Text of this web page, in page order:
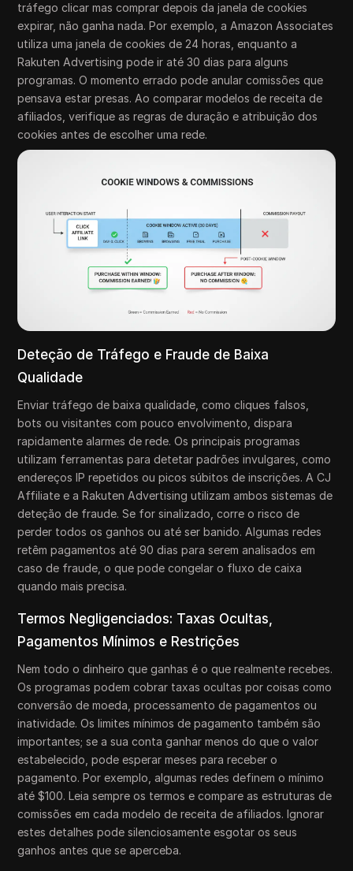
tráfego clicar mas comprar depois da janela de cookies
expirar, não ganha nada. Por exemplo, a Amazon Associates
utiliza uma janela de cookies de 24 horas, enquanto a
Rakuten Advertising pode ir até 30 dias para alguns
programas. O momento errado pode anular comissões que
pensava estar presas. Ao comparar modelos de receita de
afiliados, verifique as regras de duração e atribuição dos
cookies antes de escolher uma rede.
Deteção de Tráfego e Fraude de Baixa
Qualidade
Enviar tráfego de baixa qualidade, como cliques falsos,
bots ou visitantes com pouco envolvimento, dispara
rapidamente alarmes de rede. Os principais programas
utilizam ferramentas para detetar padrões invulgares, como
endereços IP repetidos ou picos súbitos de inscrições. A CJ
Affiliate e a Rakuten Advertising utilizam ambos sistemas de
deteção de fraude. Se for sinalizado, corre o risco de
perder todos os ganhos ou até ser banido. Algumas redes
retêm pagamentos até 90 dias para serem analisados em
caso de fraude, o que pode congelar o fluxo de caixa
quando mais precisa.
Termos Negligenciados: Taxas Ocultas,
Pagamentos Mínimos e Restrições
Nem todo o dinheiro que ganhas é o que realmente recebes.
Os programas podem cobrar taxas ocultas por coisas como
conversão de moeda, processamento de pagamentos ou
inatividade. Os limites mínimos de pagamento também são
importantes; se a sua conta ganhar menos do que o valor
estabelecido, pode esperar meses para receber o
pagamento. Por exemplo, algumas redes definem o mínimo
até $100. Leia sempre os termos e compare as estruturas de
comissões em cada modelo de receita de afiliados. Ignorar
estes detalhes pode silenciosamente esgotar os seus
ganhos antes que se aperceba.